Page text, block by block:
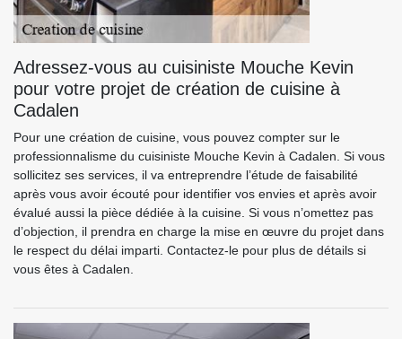
Adressez-vous au cuisiniste Mouche Kevin
pour votre projet de création de cuisine à
Cadalen
Pour une création de cuisine, vous pouvez compter sur le
professionnalisme du cuisiniste Mouche Kevin à Cadalen. Si vous
sollicitez ses services, il va entreprendre l’étude de faisabilité
après vous avoir écouté pour identifier vos envies et après avoir
évalué aussi la pièce dédiée à la cuisine. Si vous n’omettez pas
d’objection, il prendra en charge la mise en œuvre du projet dans
le respect du délai imparti. Contactez-le pour plus de détails si
vous êtes à Cadalen.